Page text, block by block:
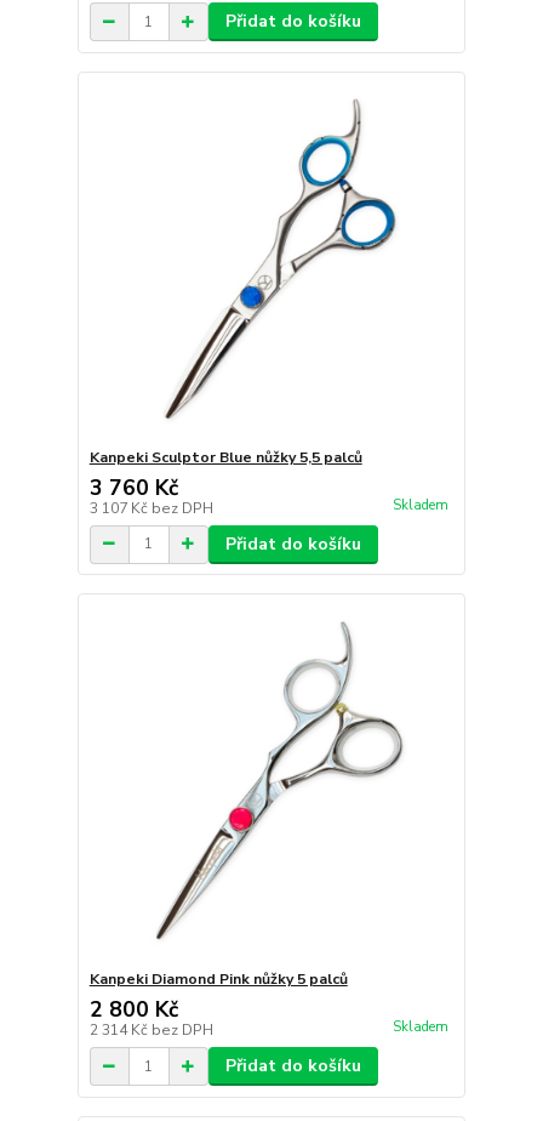
Přidat do košíku
Kanpeki Sculptor Blue nůžky 5,5 palců
3 760 Kč
3 107 Kč bez DPH Skladem
Přidat do košíku
Kanpeki Diamond Pink nůžky 5 palců
2 800 Kč
2 314 Kč bez DPH Skladem
Přidat do košíku